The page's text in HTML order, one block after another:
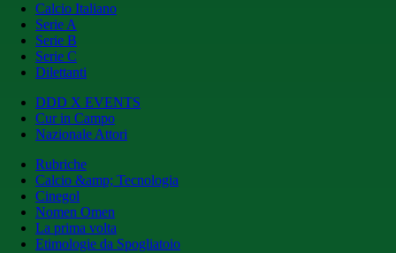
Calcio Italiano
Serie A
Serie B
Serie C
Dilettanti
DDD X EVENTS
Cur in Campo
Nazionale Attori
Rubriche
Calcio &amp; Tecnologia
Cinegol
Nomen Omen
La prima volta
Etimologie da Spogliatoio